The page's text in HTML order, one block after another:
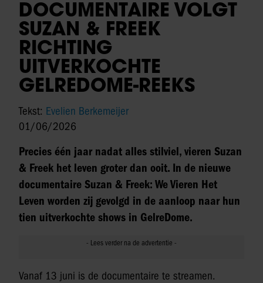
DOCUMENTAIRE VOLGT
SUZAN & FREEK
RICHTING
UITVERKOCHTE
GELREDOME-REEKS
Tekst: Evelien Berkemeijer
01/06/2026
Precies één jaar nadat alles stilviel, vieren Suzan
& Freek het leven groter dan ooit. In de nieuwe
documentaire Suzan & Freek: We Vieren Het
Leven worden zij gevolgd in de aanloop naar hun
tien uitverkochte shows in GelreDome.
Vanaf 13 juni is de documentaire te streamen.